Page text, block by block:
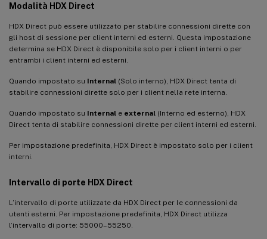
Modalità HDX Direct
HDX Direct può essere utilizzato per stabilire connessioni dirette con
gli host di sessione per client interni ed esterni. Questa impostazione
determina se HDX Direct è disponibile solo per i client interni o per
entrambi i client interni ed esterni.
Quando impostato su Internal (Solo interno), HDX Direct tenta di
stabilire connessioni dirette solo per i client nella rete interna.
Quando impostato su Internal e external (Interno ed esterno), HDX
Direct tenta di stabilire connessioni dirette per client interni ed esterni.
Per impostazione predefinita, HDX Direct è impostato solo per i client
interni.
Intervallo di porte HDX Direct
L’intervallo di porte utilizzate da HDX Direct per le connessioni da
utenti esterni. Per impostazione predefinita, HDX Direct utilizza
l’intervallo di porte: 55000–55250.